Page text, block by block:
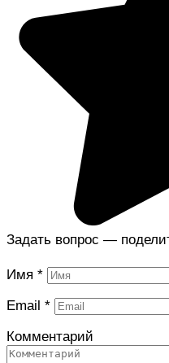
Задать вопрос —
Имя *
Email *
Комментарий